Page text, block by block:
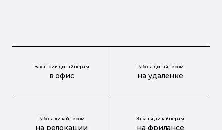
Вакансии дизайнерам
в офис
Работа дизайнером
на удаленке
Работа дизайнером
на релокации
Заказы дизайнерам
на фрилансе